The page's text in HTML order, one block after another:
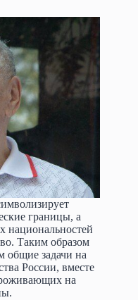
границы, а
национальностей
Таким образом
общие задачи на
России, вместе
на